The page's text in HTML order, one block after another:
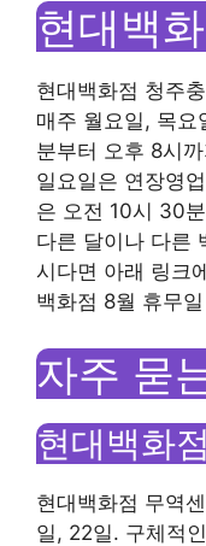
현대백
현대백화점 청주
매주 월요일, 목
분부터 오후 8시
일요일은 연장영
은 오전 10시 30
다른 달이나 다른
시다면 아래 링크
백화점 8월 휴무
자주 묻
현대백화
현대백화점 무역
일, 22일. 구체적